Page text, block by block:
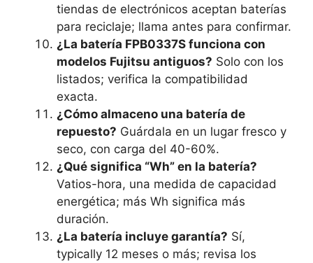
tiendas de electrónicos aceptan baterías
para reciclaje; llama antes para confirmar.
¿La batería FPB0337S funciona con
modelos Fujitsu antiguos? Solo con los
listados; verifica la compatibilidad
exacta.
¿Cómo almaceno una batería de
repuesto? Guárdala en un lugar fresco y
seco, con carga del 40-60%.
¿Qué significa “Wh” en la batería?
Vatios-hora, una medida de capacidad
energética; más Wh significa más
duración.
¿La batería incluye garantía? Sí,
typically 12 meses o más; revisa los